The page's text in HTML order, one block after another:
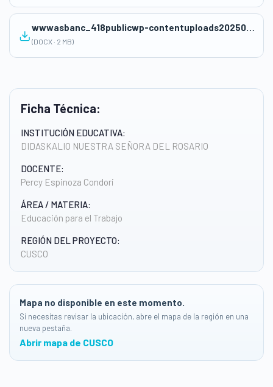
Ficha Técnica:
INSTITUCIÓN EDUCATIVA:
DIDASKALIO NUESTRA SEÑORA DEL ROSARIO
DOCENTE:
Percy Espinoza Condori
ÁREA / MATERIA:
Educación para el Trabajo
REGIÓN DEL PROYECTO:
CUSCO
Mapa no disponible en este momento.
Si necesitas revisar la ubicación, abre el mapa de la región en una
nueva pestaña.
Abrir mapa de CUSCO
wwwasbanc_418publicwp-contentuploads202503sesion-3.docx
(DOCX · 2 MB)